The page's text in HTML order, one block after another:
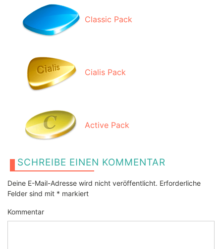
Classic Pack
Cialis Pack
Active Pack
SCHREIBE EINEN KOMMENTAR
Deine E-Mail-Adresse wird nicht veröffentlicht. Erforderliche
Felder sind mit * markiert
Kommentar